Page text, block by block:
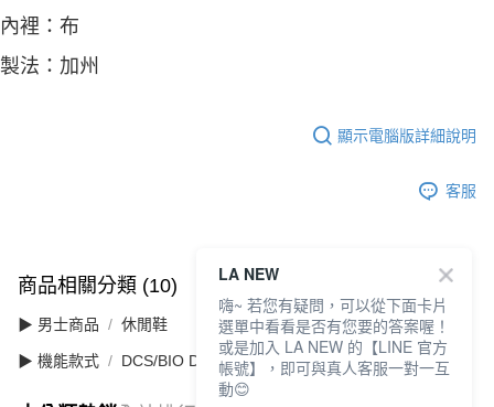
內裡：布
製法：加州
顯示電腦版詳細說明
客服
商品相關分類 (10) 查看全部
▶ 男士商品 休閒鞋
▶ 機能款式 DCS/BIO DCS 舒適動能
LA NEW
嗨~ 若您有疑問，可以從下面卡片
選單中看看是否有您要的答案喔！
或是加入 LA NEW 的【LINE 官方
帳號】，即可與真人客服一對一互
動😊